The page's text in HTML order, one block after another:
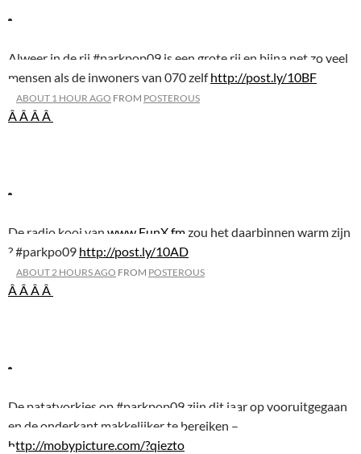
Alweer in de rij #parkpop09 is een grote rij en bijna net zo veel
mensen als de inwoners van 070 zelfhttp://post.ly/10BF
ABOUT 1 HOUR AGO FROM POSTEROUS
Â ÂÂ Â
De radio kooi van www.FunX.fmzou het daarbinnen warm zijn
? #parkpo09 http://post.ly/10AD
ABOUT 2 HOURS AGO FROM POSTEROUS
Â ÂÂ Â
De patatvorkjes op #parkpop09 zijn dit jaar op vooruitgegaan
en de onderkant makkelijker te bereiken –
http://mobypicture.com/?qiezto